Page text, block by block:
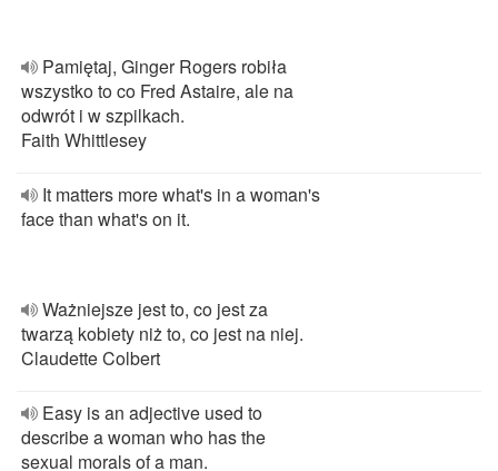
Pamiętaj, Ginger Rogers robiła
wszystko to co Fred Astaire, ale na
odwrót i w szpilkach.
Faith Whittlesey
It matters more what's in a woman's
face than what's on it.
Ważniejsze jest to, co jest za
twarzą kobiety niż to, co jest na niej.
Claudette Colbert
Easy is an adjective used to
describe a woman who has the
sexual morals of a man.